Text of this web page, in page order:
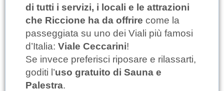
di tutti i servizi, i locali e le attrazioni
che Riccione ha da offrire come la
passeggiata su uno dei Viali più famosi
d’Italia: Viale Ceccarini!
Se invece preferisci riposare e rilassarti,
goditi l’uso gratuito di Sauna e
Palestra.